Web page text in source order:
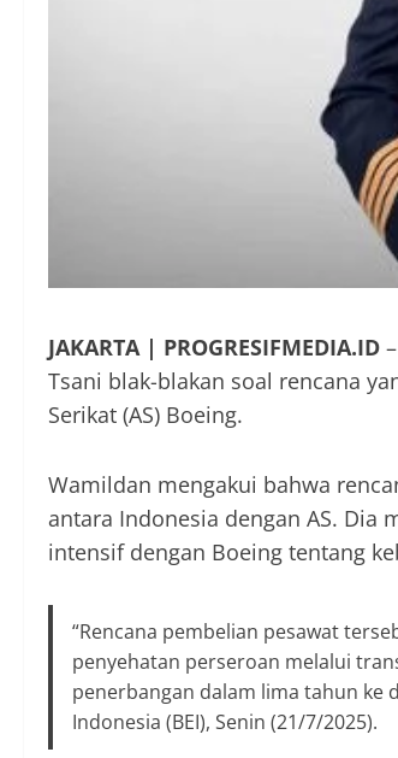
JAKARTA | PROGRESIFMEDIA.ID
Tsani blak-blakan soal rencana
Serikat (AS) Boeing.
Wamildan mengakui bahwa
antara Indonesia dengan AS. Dia
intensif dengan Boeing tentang
“Rencana pembelian pesawat
penyehatan perseroan melalui
penerbangan dalam lima tahun ke
Indonesia (BEI), Senin (21/7/2025).